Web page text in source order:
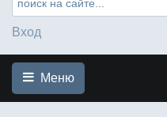
Вход
Меню